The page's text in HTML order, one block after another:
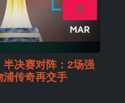
决赛对阵：2场强
浦传奇再交手